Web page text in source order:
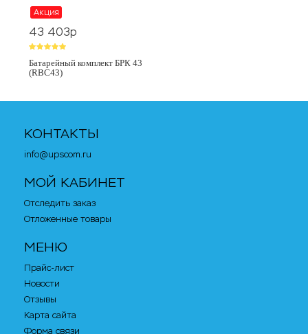
Акция
43 403p
Батарейный комплект БРК 43
(RBC43)
КОНТАКТЫ
info@upscom.ru
МОЙ КАБИНЕТ
Отследить заказ
Отложенные товары
МЕНЮ
Прайс-лист
Новости
Отзывы
Карта сайта
Форма связи